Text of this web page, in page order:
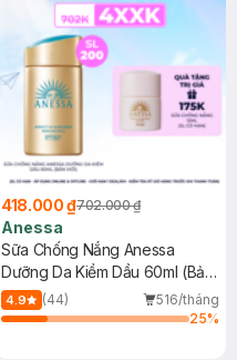
418.000 ₫702.000 ₫
Anessa
Sữa Chống Nắng Anessa
Dưỡng Da Kiềm Dầu 60ml (Bản
Mới)
4.9 (44)
516/tháng
25%